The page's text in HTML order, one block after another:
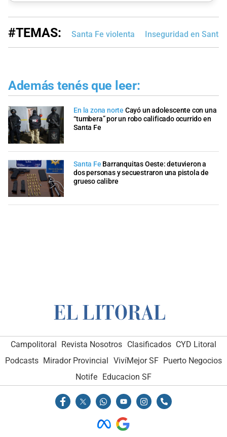
#TEMAS: Santa Fe violenta Inseguridad en Santa
Además tenés que leer:
En la zona norte Cayó un adolescente con una
“tumbera” por un robo calificado ocurrido en
Santa Fe
Santa Fe Barranquitas Oeste: detuvieron a
dos personas y secuestraron una pistola de
grueso calibre
Campolitoral Revista Nosotros Clasificados CYD Litoral
Podcasts Mirador Provincial VivíMejor SF Puerto Negocios
Notife Educacion SF